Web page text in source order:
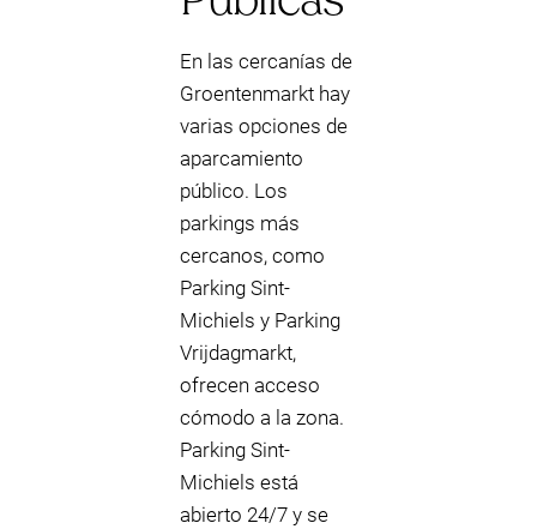
En las cercanías de
Groentenmarkt hay
varias opciones de
aparcamiento
público. Los
parkings más
cercanos, como
Parking Sint-
Michiels y Parking
Vrijdagmarkt,
ofrecen acceso
cómodo a la zona.
Parking Sint-
Michiels está
abierto 24/7 y se